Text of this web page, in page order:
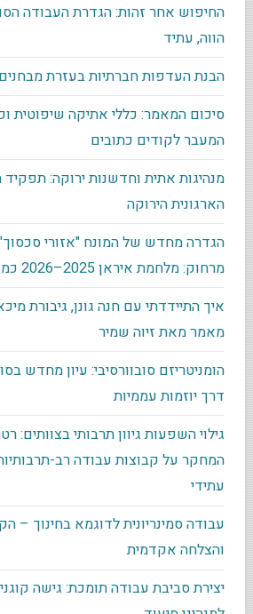
החיפוש אחר זהות: הגדרת העבודה
הווה, עתיד
הבנת העדפות חברתיות בעזרת
סיכום המאמר: כללי אתיקה שיפוטית
המעבר לקודים כתובים
מנהיגות אתית וחדשנות ירוקה:
הארגונית הירוקה
הגדרה מחדש של המונח "אזורי
מרחוק: מלחמת איראן 2025–2026 כמקרה בוחן
איך התיידדתי עם חנה גונן, גיבורת
מאמר מאת זיוה שמיר
הומניטריזם סובוורסיבי: עיון מחדש
דרך יוזמות עממיות
גילוי השפעות גיוון תרבותי בצוותים:
המחקר על קבוצות עבודה רב-
עתידי
עבודה סמינריונית לדוגמא בחינוך –
והצלחה אקדמית
יצירת סביבת עבודה תומכת: גישה